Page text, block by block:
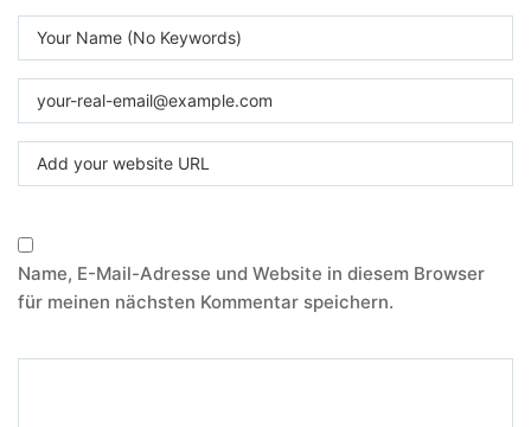
Name, E-Mail-Adresse und Website in diesem Browser
für meinen nächsten Kommentar speichern.